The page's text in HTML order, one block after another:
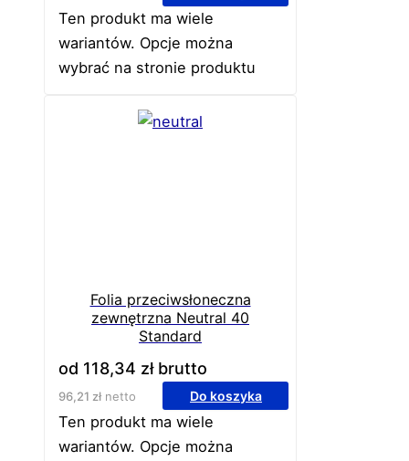
Ten produkt ma wiele
wariantów. Opcje można
wybrać na stronie produktu
Folia przeciwsłoneczna
zewnętrzna Neutral 40
Standard
od 118,34 złbrutto
96,21 złnetto Do koszyka
Ten produkt ma wiele
wariantów. Opcje można